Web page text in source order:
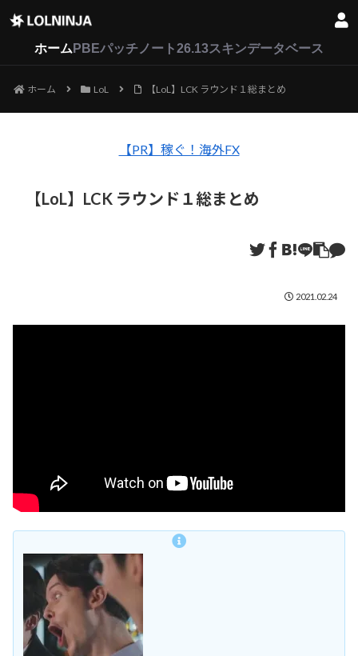
ホーム PBEパッチノート26.13スキンデータベース
ホーム LoL 【LoL】LCK ラウンド１総まとめ
【PR】稼ぐ！海外FX
【LoL】LCK ラウンド１総まとめ
2021.02.24